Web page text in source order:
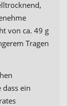
von ca. 49 g
Tragen
ein